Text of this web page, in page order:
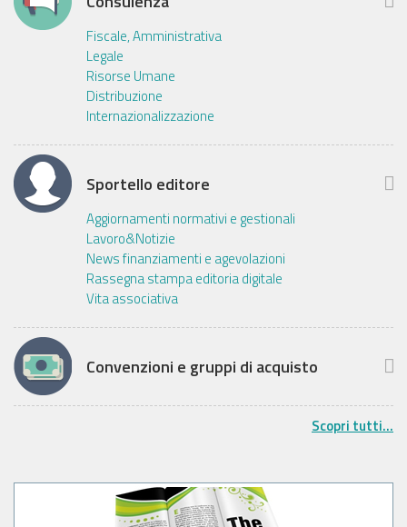
Fiscale, Amministrativa
Legale
Risorse Umane
Distribuzione
Internazionalizzazione
Sportello editore
Aggiornamenti normativi e gestionali
Lavoro&Notizie
News finanziamenti e agevolazioni
Rassegna stampa editoria digitale
Vita associativa
Convenzioni e gruppi di acquisto
Scopri tutti...